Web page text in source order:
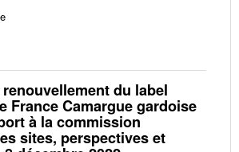
renouvellement du label
France Camargue gardoise
à la commission
sites, perspectives et